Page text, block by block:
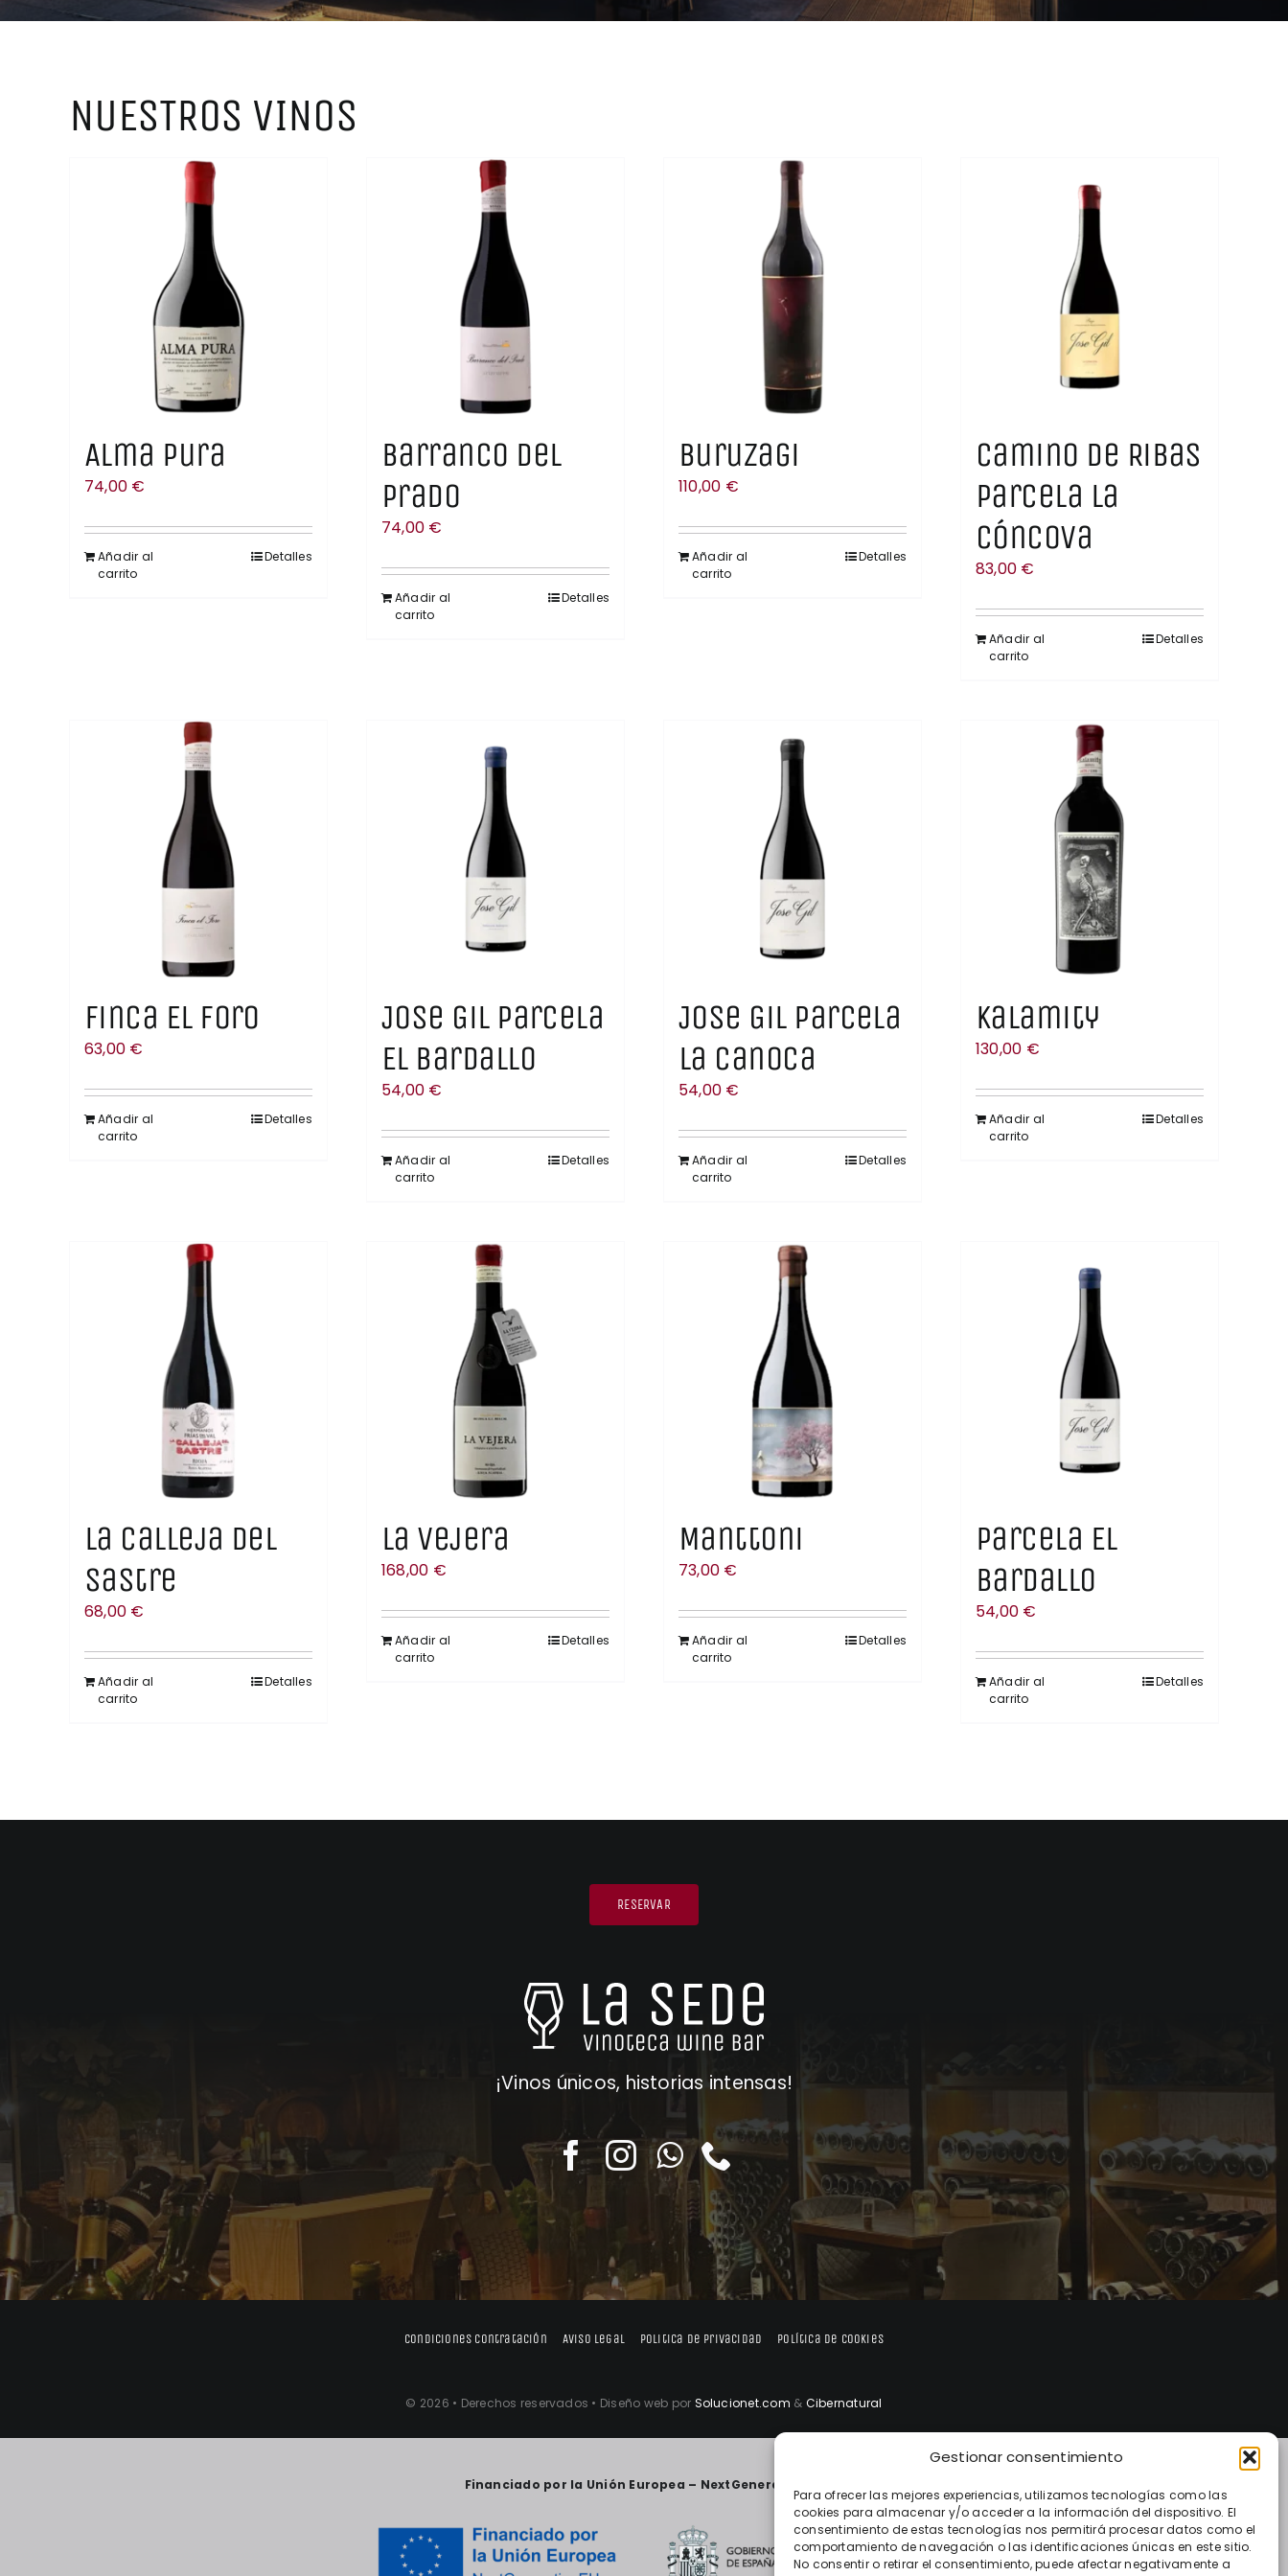
Gestionar consentimiento
Para ofrecer las mejores experiencias, utilizamos tecnologías como las
cookies para almacenar y/o acceder a la información del dispositivo. El
consentimiento de estas tecnologías nos permitirá procesar datos como el
comportamiento de navegación o las identificaciones únicas en este sitio.
No consentir o retirar el consentimiento, puede afectar negativamente a
NUESTROS VINOS
Alma Pura
74,00 €
Añadir al
carrito
Detalles
Barranco del
Prado
74,00 €
Añadir al
carrito
Detalles
Buruzagi
110,00 €
Añadir al
carrito
Detalles
Camino de Ribas
Parcela La
Cóncova
83,00 €
Añadir al
carrito
Detalles
Finca El Foro
63,00 €
Añadir al
carrito
Detalles
Jose Gil Parcela
El Bardallo
54,00 €
Añadir al
carrito
Detalles
Jose Gil Parcela
La Canoca
54,00 €
Añadir al
carrito
Detalles
Kalamity
130,00 €
Añadir al
carrito
Detalles
La Calleja del
Sastre
68,00 €
Añadir al
carrito
Detalles
La Vejera
168,00 €
Añadir al
carrito
Detalles
Manttoni
73,00 €
Añadir al
carrito
Detalles
Parcela El
Bardallo
54,00 €
Añadir al
carrito
Detalles
RESERVAR
¡Vinos únicos, historias intensas!
Condiciones contratación Aviso legal Politica de privacidad Política de cookies
© 2026 • Derechos reservados • Diseño web por Solucionet.com & Cibernatural
Financiado por la Unión Europea – NextGenerationEU